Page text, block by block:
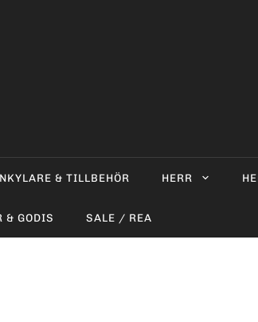
& TILLBEHÖR HERR
& GODIS SALE / REA